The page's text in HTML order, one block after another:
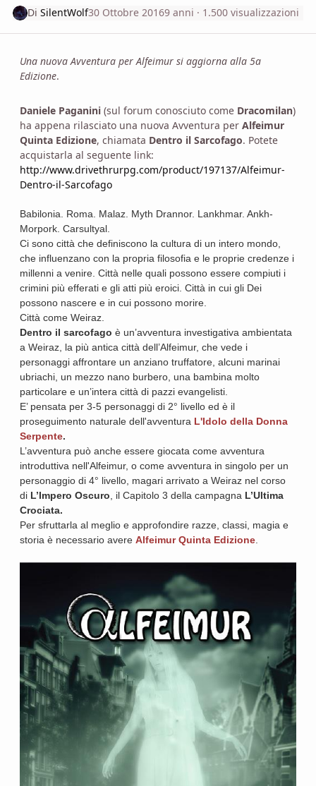
DiSilentWolf30 Ottobre 20169 anni · 1.500 visualizzazioni
Una nuova Avventura per Alfeimur si aggiorna alla 5a
Edizione.
Daniele Paganini (sul forum conosciuto come Dracomilan)
ha appena rilasciato una nuova Avventura per Alfeimur
Quinta Edizione, chiamata Dentro il Sarcofago. Potete
acquistarla al seguente link:
http://www.drivethrurpg.com/product/197137/Alfeimur-
Dentro-il-Sarcofago
Babilonia. Roma. Malaz. Myth Drannor. Lankhmar. Ankh-
Morpork. Carsultyal.
Ci sono città che definiscono la cultura di un intero mondo,
che influenzano con la propria filosofia e le proprie credenze i
millenni a venire. Città nelle quali possono essere compiuti i
crimini più efferati e gli atti più eroici. Città in cui gli Dei
possono nascere e in cui possono morire.
Città come Weiraz.
Dentro il sarcofago è un’avventura investigativa ambientata
a Weiraz, la più antica città dell’Alfeimur, che vede i
personaggi affrontare un anziano truffatore, alcuni marinai
ubriachi, un mezzo nano burbero, una bambina molto
particolare e un’intera città di pazzi evangelisti.
E’ pensata per 3-5 personaggi di 2° livello ed è il
proseguimento naturale dell'avventura L'Idolo della Donna
Serpente.
L’avventura può anche essere giocata come avventura
introduttiva nell'Alfeimur, o come avventura in singolo per un
personaggio di 4° livello, magari arrivato a Weiraz nel corso
di L’Impero Oscuro , il Capitolo 3 della campagna L’Ultima
Crociata.
Per sfruttarla al meglio e approfondire razze, classi, magia e
storia è necessario avere Alfeimur Quinta Edizione